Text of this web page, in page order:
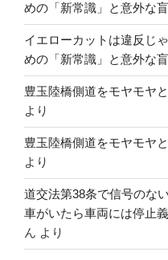
めの「新常識」と意外な
イエローカットは違反じ
めの「新常識」と意外な
豊玉陸橋側道をモヤモヤ
より
豊玉陸橋側道をモヤモヤ
より
道交法第38条で信号のな
車がいたら車両には停止
ん より